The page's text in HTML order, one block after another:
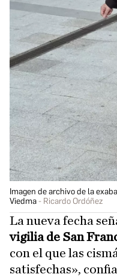
Imagen de archivo de la
Viedma
Ricardo Ordóñez
La nueva fecha
vigilia de San
con el que las
satisfechas»,